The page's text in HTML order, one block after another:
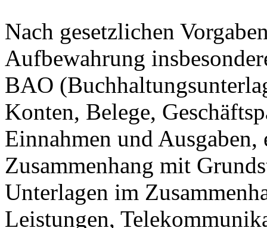
Nach gesetzlichen
Aufbewahrung
BAO
Konten, Belege,
Einnahmen und
Zusammenhang mit
Unterlagen im
Leistungen,